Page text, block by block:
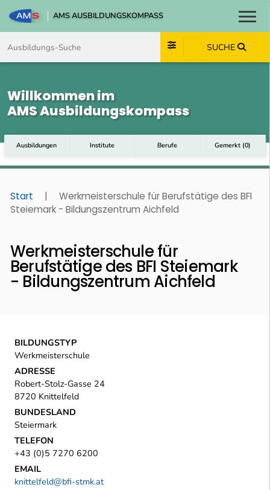
AMS AUSBILDUNGSKOMPASS
SUCHE
Willkommen im
AMS Ausbildungskompass
Ausbildungen Institute Berufe Gemerkt (0)
Start |
Werkmeisterschule für Berufstätige des BFI
Steiemark - Bildungszentrum Aichfeld
Werkmeisterschule für
Berufstätige des BFI Steiemark
- Bildungszentrum Aichfeld
BILDUNGSTYP
Werkmeisterschule
ADRESSE
Robert-Stolz-Gasse 24
8720 Knittelfeld
BUNDESLAND
Steiermark
TELEFON
+43 (0)5 7270 6200
EMAIL
knittelfeld@bfi-stmk.at